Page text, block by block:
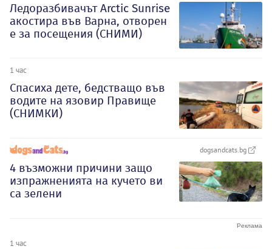
Ледоразбивачът Arctic Sunrise
акостира във Варна, отворен
е за посещения (СНИМИ)
1 час
Спасиха дете, бедстващо във
водите на язовир Правище
(СНИМКИ)
dogsandcats.bg
4 възможни причини защо
изпражненията на кучето ви
са зелени
1 час